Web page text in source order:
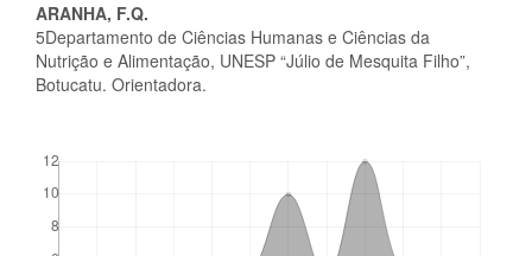
ARANHA, F.Q.
5Departamento de Ciências Humanas e Ciências da
Nutrição e Alimentação, UNESP “Júlio de Mesquita Filho”,
Botucatu. Orientadora.